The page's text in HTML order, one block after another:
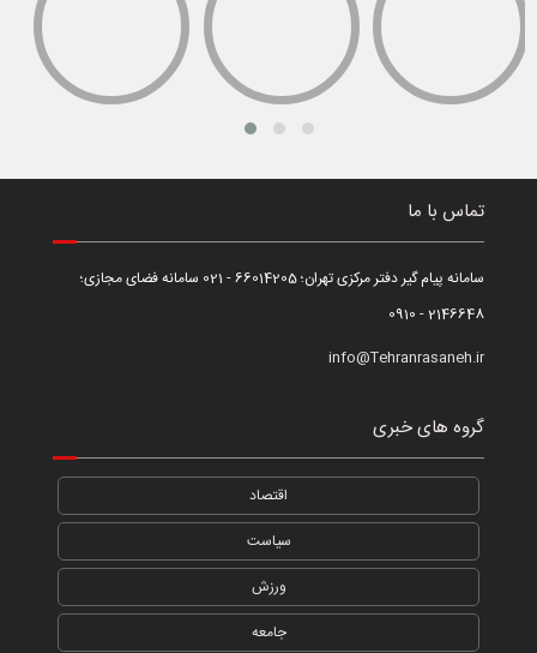
تماس با ما
سامانه پیام گیر دفتر مرکزی تهران؛ 66014205 - 021 سامانه فضای مجازی؛
2146648 - 0910
info@Tehranrasaneh.ir
گروه های خبری
اقتصاد
سیاست
ورزش
جامعه